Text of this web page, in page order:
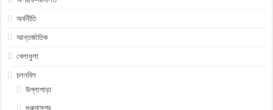
অর্থনীতি
আন্তর্জাতিক
খেলাধুলা
চলনবিল
উল্লাপাড়া
গুরুদাসপুর